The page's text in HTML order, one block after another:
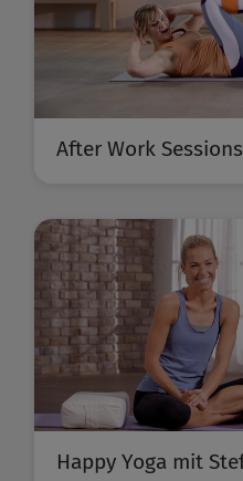
After Work
Happy Yoga mit